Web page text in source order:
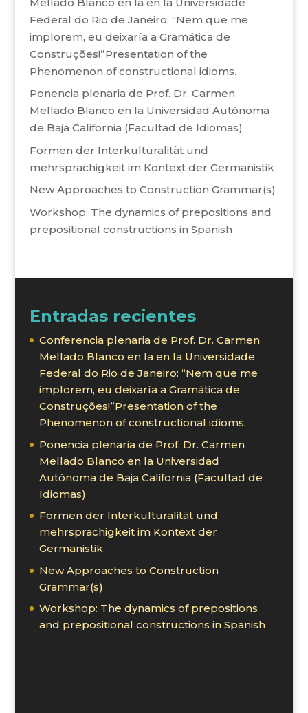
Federal do Rio de Janeiro: “Nem que me
implorem, eu deixaría a Gramática de
Construções!”Presentation of the
Phenomenon of constructional idioms.
Ponencia plenaria de Prof. Dr. Carmen
Mellado Blanco en la Universidad Autónoma
de Baja California (Facultad de Idiomas)
Formen der Interkulturalität und
mehrsprachigkeit im Kontext der Germanistik
New Approaches to Construction Grammar(s)
Workshop: The dynamics of prepositions and
prepositional constructions in Spanish
Entradas recientes
Conferencia plenaria de Prof. Dr. Carmen
Mellado Blanco en la en la Universidade
Federal do Rio de Janeiro: “Nem que me
implorem, eu deixaría a Gramática de
Construções!”Presentation of the
Phenomenon of constructional idioms.
Ponencia plenaria de Prof. Dr. Carmen
Mellado Blanco en la Universidad
Autónoma de Baja California (Facultad de
Idiomas)
Formen der Interkulturalität und
mehrsprachigkeit im Kontext der
Germanistik
New Approaches to Construction
Grammar(s)
Workshop: The dynamics of prepositions
and prepositional constructions in Spanish